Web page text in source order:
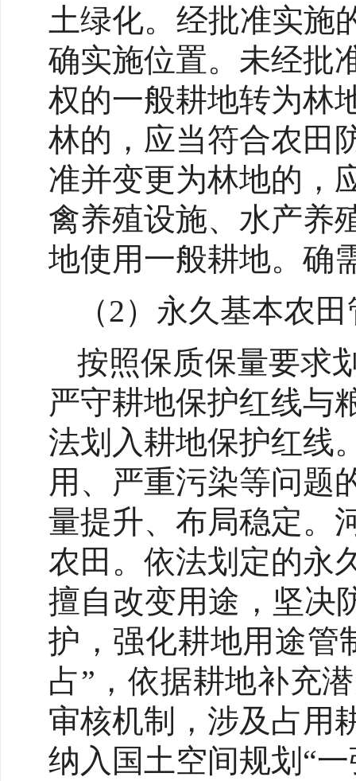
土绿化。经批准实施
确实施位置。未经批
权的一般耕地转为林
林的，应当符合农田
准并变更为林地的，
禽养殖设施、水产养
地使用一般耕地。确
（2）永久基本农
按照保质保量要求
严守耕地保护红线与
法划入耕地保护红线
用、严重污染等问题
量提升、布局稳定。
农田。依法划定的永
擅自改变用途，坚决
护，强化耕地用途管
占”，依据耕地补充
审核机制，涉及占用
纳入国土空间规划“